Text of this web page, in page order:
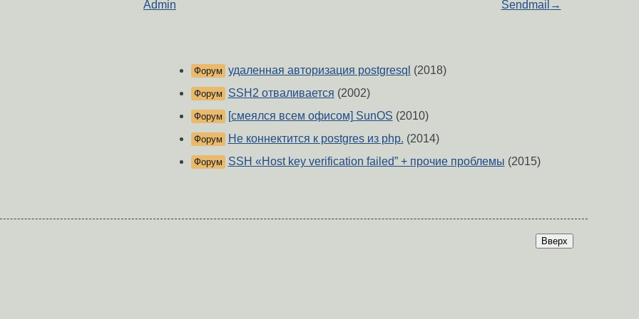
Admin Sendmail →
Форум удаленная авторизация postgresql (2018)
Форум SSH2 отваливается (2002)
Форум [смеялся всем офисом] SunOS (2010)
Форум Не коннектится к postgres из php. (2014)
Форум SSH «Host key verification failed” + прочие проблемы (2015)
Вверх